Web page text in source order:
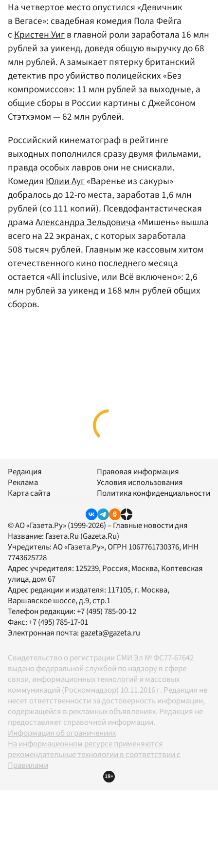
На четвертое место опустился «Девичник
в Вегасе»: свадебная комедия Пола Фейга
сКристен Уигв главной роли заработала 16 млн
рублей за уикенд, доведя общую выручку до 68
млн рублей. А замыкает пятерку британский
детектив про убийство полицейских «Без
компромиссов»: 11 млн рублей за выходные, а
общие сборы в России картины с Джейсоном
Стэтхэмом — 62 млн рублей.
Российский кинематограф в рейтинге
выходных пополнился сразу двумя фильмами,
правда особых лавров они не снискали.
Комедия Юлии Ауг«Варенье из сакуры»
добралось до 12-го места, заработав 1,6 млн
рублей (со 111 копий). Псевдофантастическая
драмаАлександра Зельдовича«Мишень» вышла
всего на 22 экранах, с которых заработала
508 тысяч рублей. Главным же кассовым хитом
отечественного кино последнего месяца
остается «All inclusive, или Всё включено»: 2,6
млн рублей за уикенд и 168 млн рублей общих
сборов.
Редакция
Реклама
Карта сайта
Правовая информация
Условия использования
Политика конфиденциальности
© АО «Газета.Ру» (1999-2026) – Главные новости дня
Название: Газета.Ru (Gazeta.Ru)
Учредитель:АО «Газета.Ру», ОГРН 1067761730376, ИНН
7743625728
Адрес учредителя: 125239, Россия, Москва, Коптевская
улица, дом 67
Адрес редакции и издателя: 117105, г. Москва,
Варшавское шоссе, д.9, стр.1
Телефон редакции:+7 (495) 785-00-12
Факс:+7 (495) 785-17-01
Электронная почта:gazeta@gazeta.ru
Свидетельство о регистрации СМИ Эл № ФС77-67642
выдано федеральной службой по надзору в сфере
связи, информационных технологий и массовых
коммуникаций (Роскомнадзор) 10.11.2016 г. Редакция не
несет ответственности за достоверность информации,
содержащейся в рекламных объявлениях. Редакция не
предоставляет справочной информации.
Информация об ограничениях
На информационном ресурсе применяются
рекомендательные технологии в соответствии с
Правилами
18+